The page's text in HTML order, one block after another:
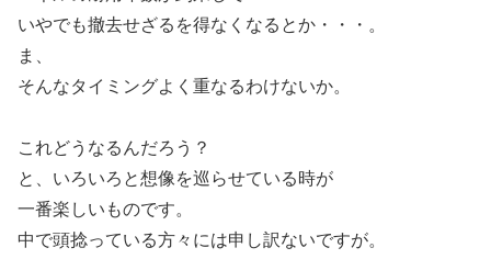
いやでも撤去せざるを得なくなるとか・・・。
ま、
そんなタイミングよく重なるわけないか。
これどうなるんだろう？
と、いろいろと想像を巡らせている時が
一番楽しいものです。
中で頭捻っている方々には申し訳ないですが。